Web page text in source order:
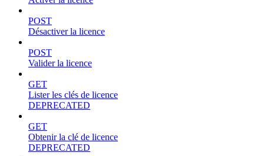
POST
Désactiver la licence
POST
Valider la licence
GET
Lister les clés de licence
DEPRECATED
GET
Obtenir la clé de licence
DEPRECATED